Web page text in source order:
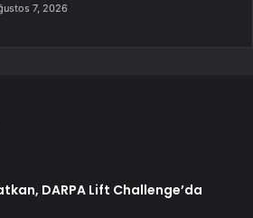
7, 2026
DARPA Lift Challenge’da